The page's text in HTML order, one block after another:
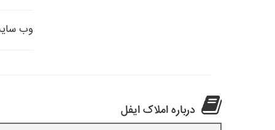
وب
درباره املاک ایفل